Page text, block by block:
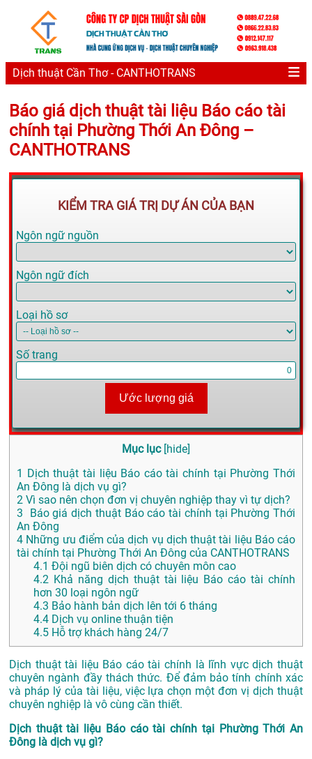
Dịch thuật Cần Thơ - CANTHOTRANS
Báo giá dịch thuật tài liệu Báo cáo tài
chính tại Phường Thới An Đông –
CANTHOTRANS
KIỂM TRA GIÁ TRỊ DỰ ÁN CỦA BẠN
Ngôn ngữ nguồn
Ngôn ngữ đích
Loại hồ sơ
Số trang
Ước lượng giá
Mục lục [hide]
1
Dịch thuật tài liệu Báo cáo tài chính tại Phường Thới
An Đông là dịch vụ gì?
2 Vì sao nên chọn đơn vị chuyên nghiệp thay vì tự dịch?
3 Báo giá dịch thuật Báo cáo tài chính tại Phường Thới
An Đông
4 Những ưu điểm của dịch vụ dịch thuật tài liệu Báo cáo
tài chính tại Phường Thới An Đông của CANTHOTRANS
4.1 Đội ngũ biên dịch có chuyên môn cao
4.2 Khả năng dịch thuật tài liệu Báo cáo tài chính
hơn 30 loại ngôn ngữ
4.3 Bảo hành bản dịch lên tới 6 tháng
4.4 Dịch vụ online thuận tiện
4.5 Hỗ trợ khách hàng 24/7
Dịch thuật tài liệu Báo cáo tài chính là lĩnh vực dịch thuật
chuyên ngành đầy thách thức. Để đảm bảo tính chính xác
và pháp lý của tài liệu, việc lựa chọn một đơn vị dịch thuật
chuyên nghiệp là vô cùng cần thiết.
Dịch thuật tài liệu Báo cáo tài chính tại Phường Thới An
Đông là dịch vụ gì?